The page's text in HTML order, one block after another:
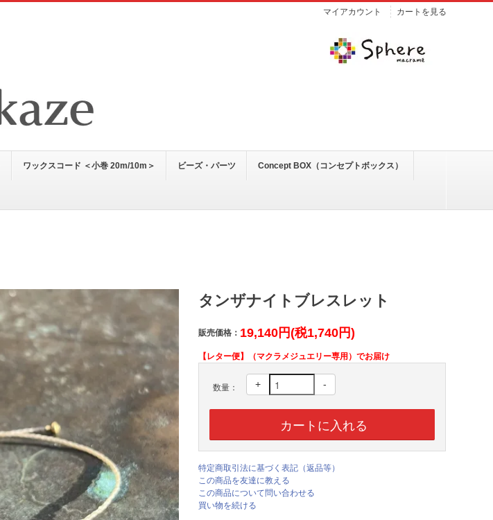
マイアカウント カートを見る
ワックスコード ＜小巻 20m/10m＞ ビーズ・パーツ Concept BOX（コンセプトボックス）
タンザナイトブレスレット
販売価格： 19,140円(税1,740円)
【レター便】（マクラメジュエリー専用）でお届け
数量： + -
特定商取引法に基づく表記（返品等）
この商品を友達に教える
この商品について問い合わせる
買い物を続ける